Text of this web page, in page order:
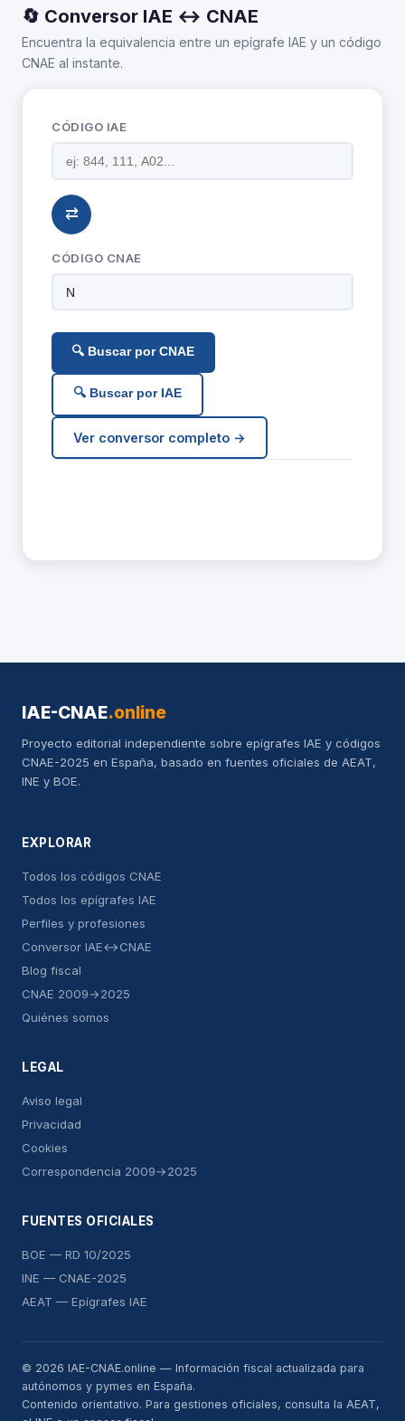
🔄 Conversor IAE ↔ CNAE
Encuentra la equivalencia entre un epígrafe IAE y un código
CNAE al instante.
CÓDIGO IAE
⇄
CÓDIGO CNAE
🔍 Buscar por CNAE
🔍 Buscar por IAE
Ver conversor completo →
IAE-CNAE.online
Proyecto editorial independiente sobre epígrafes IAE y códigos
CNAE-2025 en España, basado en fuentes oficiales de AEAT,
INE y BOE.
EXPLORAR
Todos los códigos CNAE
Todos los epígrafes IAE
Perfiles y profesiones
Conversor IAE↔CNAE
Blog fiscal
CNAE 2009→2025
Quiénes somos
LEGAL
Aviso legal
Privacidad
Cookies
Correspondencia 2009→2025
FUENTES OFICIALES
BOE — RD 10/2025
INE — CNAE-2025
AEAT — Epígrafes IAE
© 2026 IAE-CNAE.online — Información fiscal actualizada para
autónomos y pymes en España.
Contenido orientativo. Para gestiones oficiales, consulta la AEAT,